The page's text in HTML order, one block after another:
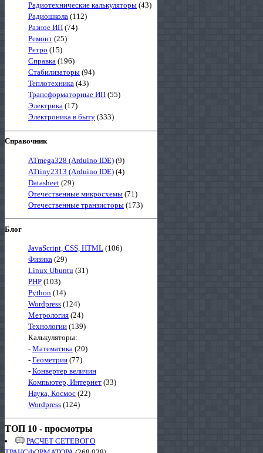
Радиотехнические калькуляторы (43)
Радиошкола (112)
Разное ИП (74)
Ремонт (25)
Ретро (15)
Справка (196)
Стабилизаторы (94)
Теплотехника (43)
Трансформаторные ИП (55)
Электрика (17)
Электроника в быту (333)
Справочник
ATmega328 (Arduino IDE) (9)
ATtiny2313 (Arduino IDE) (4)
Datasheet (29)
Отечественные микросхемы (71)
Отечественные транзисторы (173)
Блог
JavaScript, CSS, HTML (106)
Физика (29)
Linux Ubuntu (31)
PHP (103)
Python (14)
Wordpress (124)
Метрология (24)
Технологии (139)
Калькуляторы:
- Математика (20)
- Геометрия (77)
- Конвертер величин
Компьютер, Интернет (33)
Наука, Космос (22)
Wordpress (124)
ТОП 10 - просмотры
РАСЧЕТ СЕТЕВОГО